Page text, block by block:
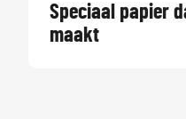
Speciaal papier
maakt